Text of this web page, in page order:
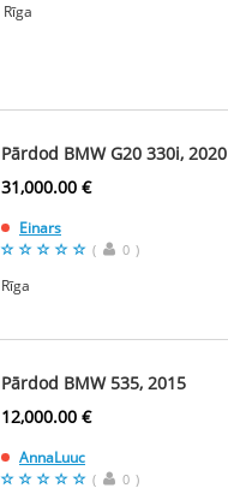
Rīga
Pārdod BMW G20 330i, 2020
31,000.00 €
Einars
( 0 )
Rīga
Pārdod BMW 535, 2015
12,000.00 €
AnnaLuuc
( 0 )